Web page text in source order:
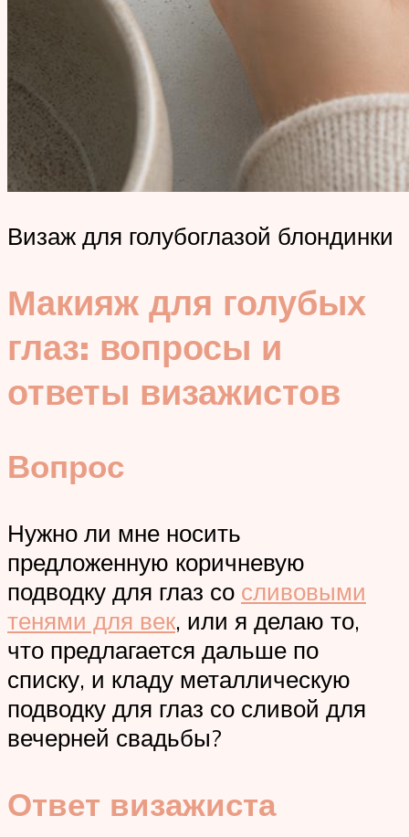
Визаж для голубоглазой блондинки
Макияж для голубых
глаз: вопросы и
ответы визажистов
Вопрос
Нужно ли мне носить
предложенную коричневую
подводку для глаз со сливовыми
тенями для век, или я делаю то,
что предлагается дальше по
списку, и кладу металлическую
подводку для глаз со сливой для
вечерней свадьбы?
Ответ визажиста